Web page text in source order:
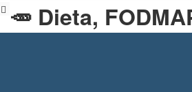
BuscarBúsqueda
avanzada
🥕 Dieta,